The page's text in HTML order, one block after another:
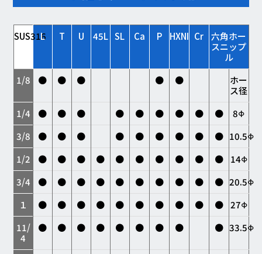
SUS316
L T U 45L SL Ca P HXNI Cr
六角ホー
スニップ
ル
1/8
● ● ● ● ●
ホー
ス径
1/4
● ● ● ● ● ● ● ● ●
8Φ
3/8
● ● ● ● ● ● ● ● ● 10.5Φ
1/2
● ● ● ● ● ● ● ● ● ●
14Φ
3/4
● ● ● ● ● ● ● ● ● ● 20.5Φ
１
● ● ● ● ● ● ● ● ● ● 27Φ
11/
4
● ● ● ● ● ● ● ● ● 33.5Φ